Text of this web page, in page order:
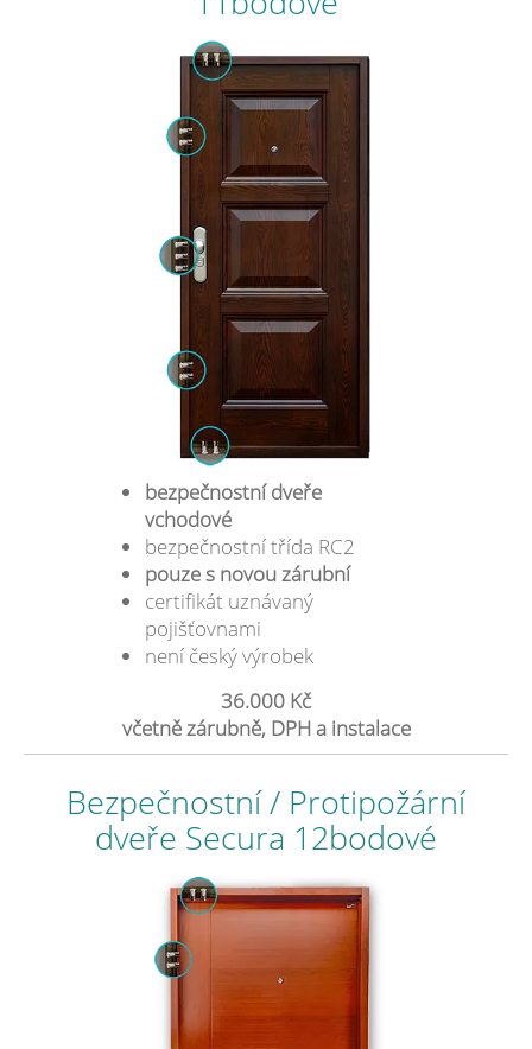
bezpečnostní dveře
vchodové
bezpečnostní třída RC2
pouze s novou zárubní
certifikát uznávaný
pojišťovnami
není český výrobek
36.000 Kč
včetně zárubně, DPH a instalace
Bezpečnostní / Protipožární
dveře Secura 12bodové